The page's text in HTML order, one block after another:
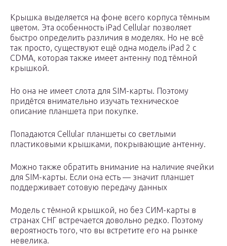
Крышка выделяется на фоне всего корпуса тёмным
цветом. Эта особенность iPad Cellular позволяет
быстро определить различия в моделях. Но не всё
так просто, существуют ещё одна модель iPad 2 с
CDMA, которая также имеет антенну под тёмной
крышкой.
Но она не имеет слота для SIM-карты. Поэтому
придётся внимательно изучать техническое
описание планшета при покупке.
Попадаются Cellular планшеты со светлыми
пластиковыми крышками, покрывающие антенну.
Можно также обратить внимание на наличие ячейки
для SIM-карты. Если она есть — значит планшет
поддерживает сотовую передачу данных
Модель с тёмной крышкой, но без СИМ-карты в
странах СНГ встречается довольно редко. Поэтому
вероятность того, что вы встретите его на рынке
невелика.